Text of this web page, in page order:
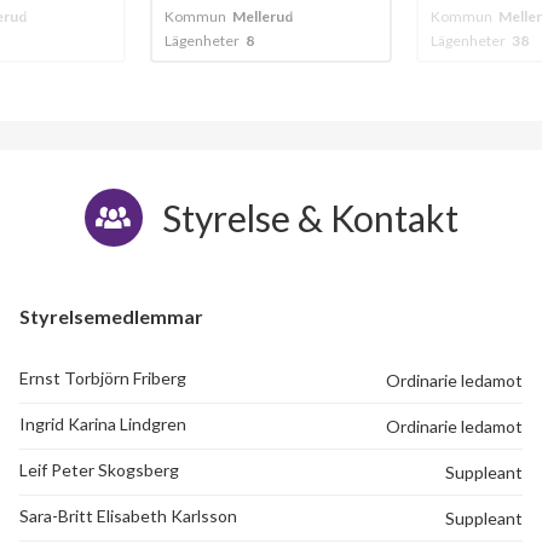
Kommun Mellerud
Lägenheter 8
Kommun
Lägenheter 38
Styrelse & Kontakt
Styrelsemedlemmar
Ernst Torbjörn Friberg Ordinarie ledamot
Ingrid Karina Lindgren Ordinarie ledamot
Leif Peter Skogsberg Suppleant
Sara-Britt Elisabeth Karlsson Suppleant